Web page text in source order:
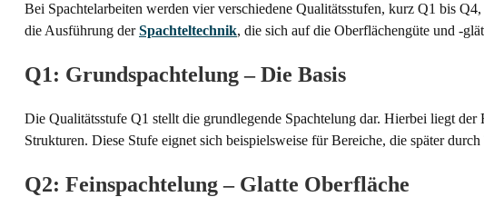
Bei Spachtelarbeiten werden vier verschiedene Qualitätsstufen, kurz Q1 bis
die Ausführung derSpachteltechnik, die sich auf die Oberflächengüte und -
Q1: Grundspachtelung – Die Basis
Die Qualitätsstufe Q1 stellt die grundlegende Spachtelung dar. Hierbei liegt
Strukturen. Diese Stufe eignet sich beispielsweise für Bereiche, die später
Q2: Feinspachtelung – Glatte Oberfläche